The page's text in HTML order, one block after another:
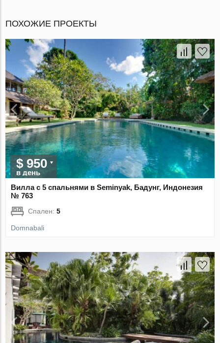
ПОХОЖИЕ ПРОЕКТЫ
$ 950
в день
Вилла с 5 спальнями в Seminyak, Бадунг, Индонезия
№ 763
Спален:5
Domnabali